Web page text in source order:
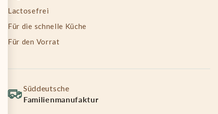
Lactosefrei
Für die schnelle Küche
Für den Vorrat
Süddeutsche
Familienmanufaktur